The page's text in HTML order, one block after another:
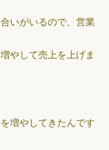
いがいるので、営業
やして売上を上げま
増やしてきたんです